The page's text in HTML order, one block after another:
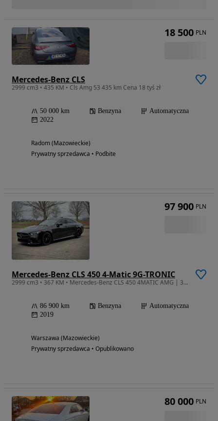
Mercedes-Benz CLS
2999 cm3 • 435 KM • Cls Amg 53 435 km Cena 18 tyś zł
50 000 km Benzyna
Automatyczna
2022
Radom (Mazowieckie)
Prywatny sprzedawca • Podbite
18 500 PLN
Mercedes-Benz CLS 450 4-Matic 9G-TRONIC
2999 cm3 • 367 KM • Mercedes-Benz CLS 450 4MATIC AMG | 367 KM | 9G-TRONIC
86 900 km Benzyna
Automatyczna
2019
Warszawa (Mazowieckie)
Prywatny sprzedawca • Opublikowano
97 900 PLN
80 000 PLN